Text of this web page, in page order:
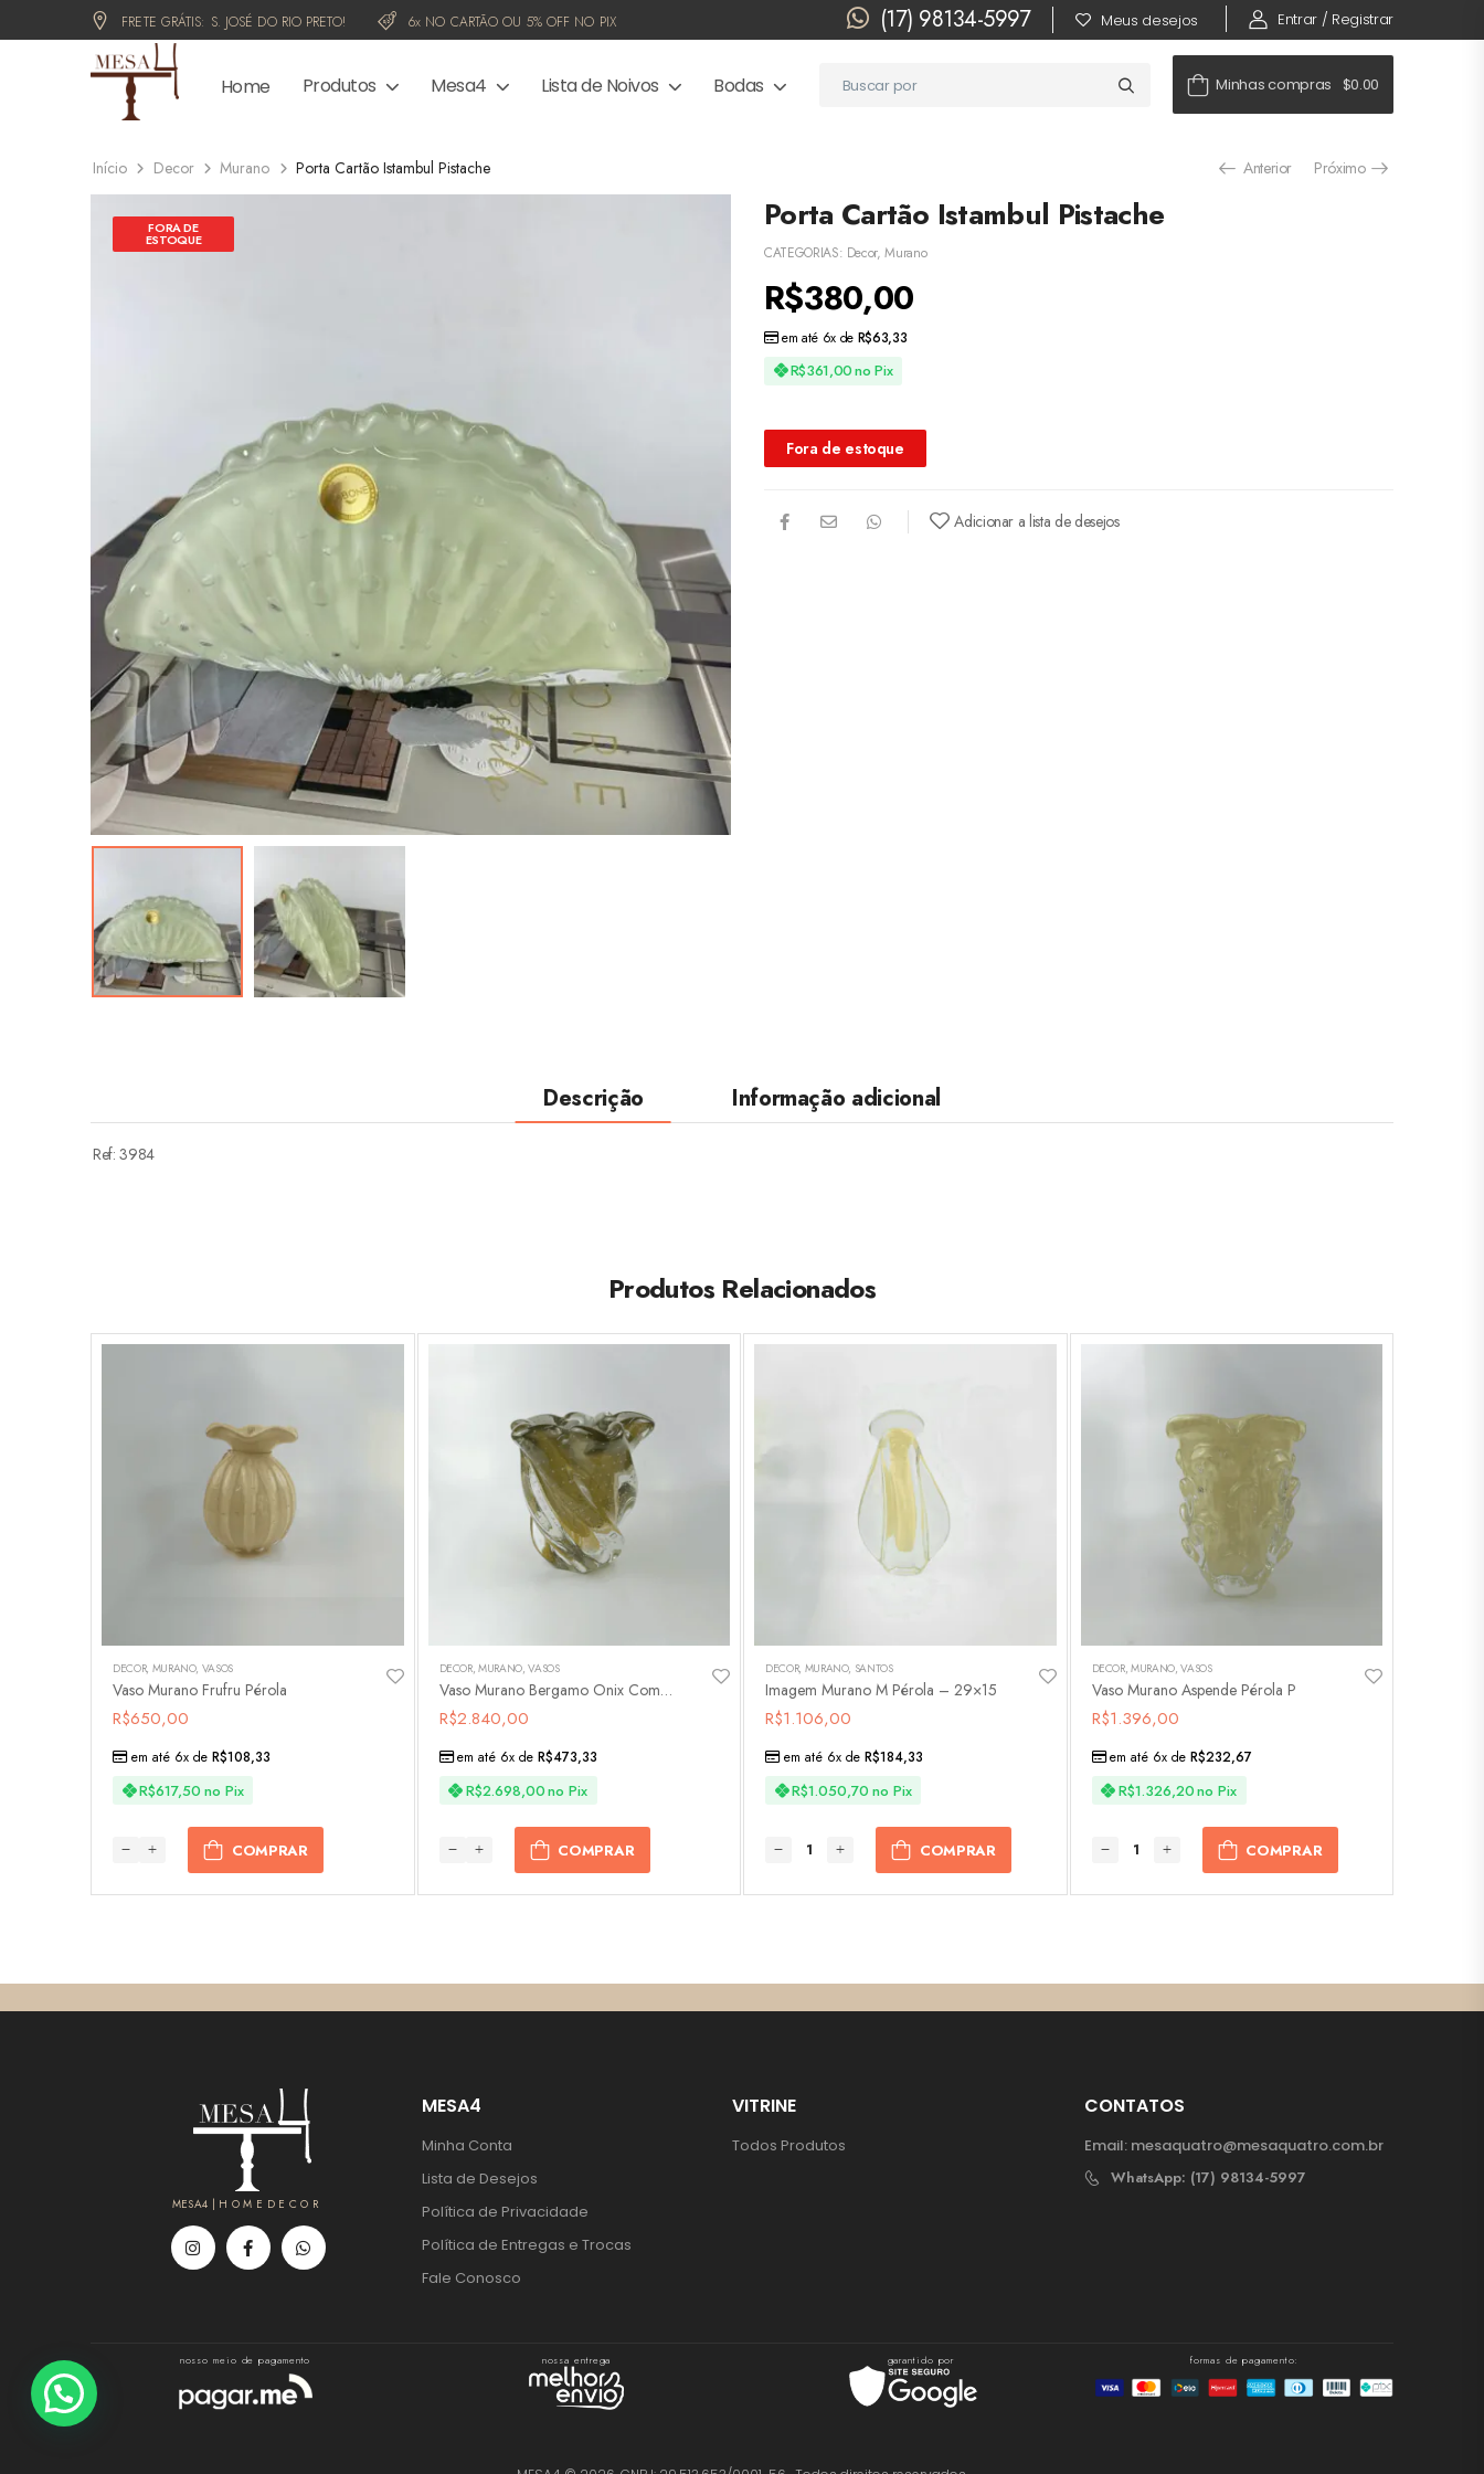
FRETE GRÁTIS: S. JOSÉ DO RIO PRETO! 6x NO CARTÃO OU 5% OFF NO PIX (17) 98134-5997 Meus desejos Entrar / Registrar
Home Produtos Mesa4 Lista de Noivos Bodas Minhas compras $0.00
Início Decor Murano Porta Cartão Istambul Pistache Anterior Próximo
FORA DE
ESTOQUE
Porta Cartão Istambul Pistache
CATEGORIAS: Decor,Murano
R$380,00
R$361,00no Pix
em até 6x de R$63,33
Fora de estoque
Adicionar a lista de desejos
Descrição Informação adicional
Ref: 3984
Produtos Relacionados
DECOR, MURANO, VASOS
Vaso Murano Frufru Pérola
R$650,00
R$617,50 no Pix
em até 6x de R$108,33
COMPRAR
DECOR,MURANO,VASOS
Vaso Murano Bergamo Onix Com Ouro
R$2.840,00
R$2.698,00no Pix
em até 6x de R$473,33
COMPRAR
DECOR, MURANO, SANTOS
Imagem Murano M Pérola – 29×15
R$1.106,00
R$1.050,70 no Pix
em até 6x de R$184,33
COMPRAR
DECOR,MURANO,VASOS
Vaso Murano Aspende Pérola P
R$1.396,00
R$1.326,20no Pix
em até 6x de R$232,67
COMPRAR
MESA4 | H O M E D E C O R
MESA4
Minha Conta
Lista de Desejos
Política de Privacidade
Política de Entregas e Trocas
Fale Conosco
VITRINE
Todos Produtos
CONTATOS
Email: mesaquatro@mesaquatro.com.br
WhatsApp: (17) 98134-5997
nosso meio de pagamento nossa entrega garantido por formas de pagamento: